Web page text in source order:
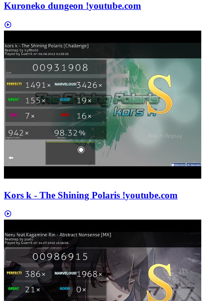
Kuroneko dungeon !youtube.com
Kors k - The Shining Polaris !youtube.com